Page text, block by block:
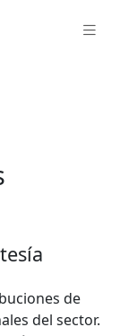
de
del sector.